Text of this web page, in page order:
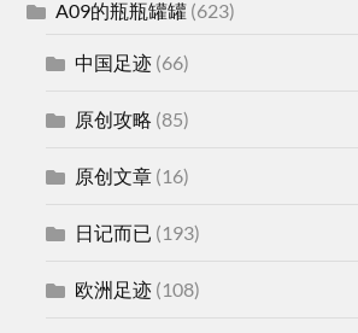
A09的瓶瓶罐罐 (623)
中国足迹 (66)
原创攻略 (85)
原创文章 (16)
日记而已 (193)
欧洲足迹 (108)